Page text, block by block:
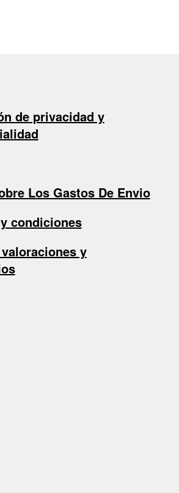
de privacidad y
Los Gastos De Envio
condiciones
y